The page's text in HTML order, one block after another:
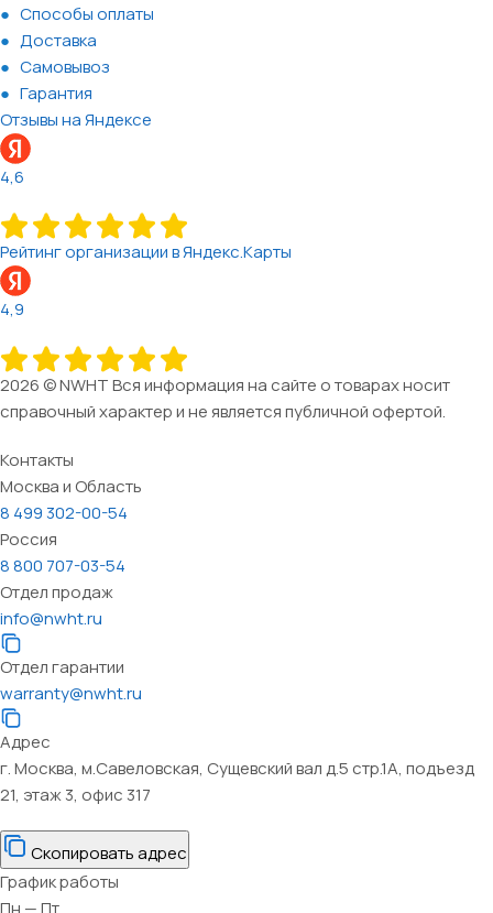
Способы оплаты
Доставка
Самовывоз
Гарантия
Отзывы на Яндексе
4,6
Рейтинг организации в Яндекс.Карты
4,9
2026 © NWHT Вся информация на сайте о товарах носит
справочный характер и не является публичной офертой.
Контакты
Москва и Область
8 499 302-00-54
Россия
8 800 707-03-54
Отдел продаж
info@nwht.ru
Отдел гарантии
warranty@nwht.ru
Адрес
г. Москва, м.Савеловская, Сущевский вал д.5 стр.1А, подъезд
21, этаж 3, офис 317
Скопировать адрес
График работы